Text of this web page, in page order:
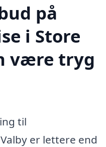
på
i Store
være tryg
til
er lettere end